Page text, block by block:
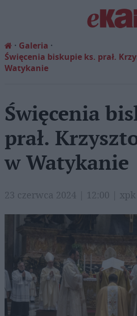
Galeria
Święcenia biskupie ks. prał.
Watykanie
Święcenia
prał.
w Watykanie
23 czerwca 2024 | 12:00 |